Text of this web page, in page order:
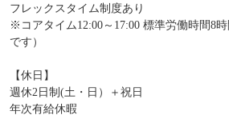
フレックスタイム制度あり
※コアタイム12:00～17:00 標準労働時間8
です）
【休日】
週休2日制(土・日）＋祝日
年次有給休暇